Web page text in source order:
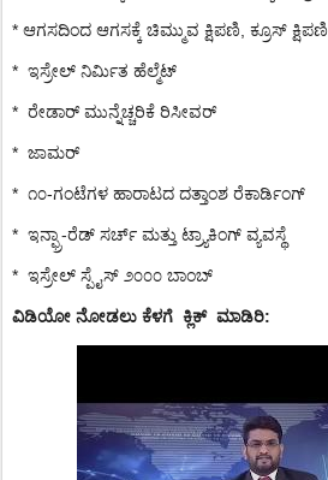
* ಆಗಸದಿಂದ ಆಗಸಕ್ಕೆ ಚಿಮ್ಮುವ ಕ್ಷಿಪಣಿ ಕ್ರೂಸ್ ಕ್ಷಿಪಣಿ
* ಇಸ್ರೇಲ್ ನಿರ್ಮಿತ ಹೆಲ್ಮೆಟ್
* ರೇಡಾರ್ ಮುನ್ನೆಚ್ಚರಿಕೆ ರಿಸೀವರ್
* ಜಾಮರ್
* ೧೦-ಗಂಟೆಗಳ ಹಾರಾಟದ ದತ್ತಾಂಶ ರೆಕಾರ್ಡಿಂಗ್
* ಇನ್ಫ್ರಾ-ರೆಡ್ ಸರ್ಚ್ ಮತ್ತು ಟ್ರ್ಯಾಕಿಂಗ್ ವ್ಯವಸ್ಥೆ
* ಇಸ್ರೇಲ್ ಸ್ಪೈಸ್ ೨೦೦೦ ಬಾಂಬ್
ವಿಡಿಯೋ ನೋಡಲು ಕೆಳಗೆ ಕ್ಲಿಕ್ ಮಾಡಿರಿ: